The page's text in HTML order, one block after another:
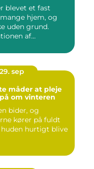
blevet et fast
hjem, og
uden grund.
af
29. sep
måder at pleje
om vinteren
bider, og
kører på fuldt
huden hurtigt blive